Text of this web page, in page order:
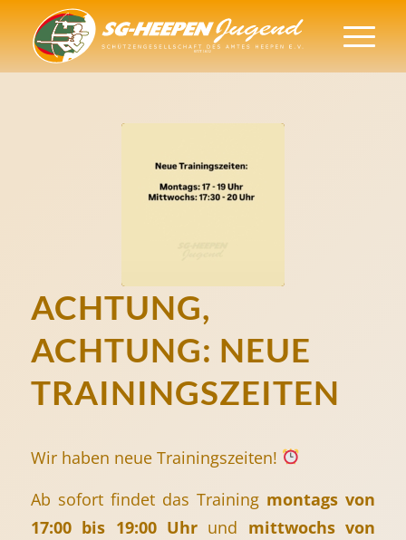
ACHTUNG,
ACHTUNG: NEUE
TRAININGSZEITEN
Wir haben neue Trainingszeiten!
Ab sofort findet das Training montags von
17:00 bis 19:00 Uhr und mittwochs von